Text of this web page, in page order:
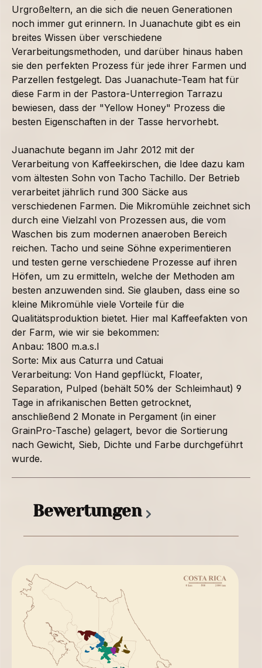
Urgroßeltern, an die sich die neuen Generationen
noch immer gut erinnern. In Juanachute gibt es ein
breites Wissen über verschiedene
Verarbeitungsmethoden, und darüber hinaus haben
sie den perfekten Prozess für jede ihrer Farmen und
Parzellen festgelegt. Das Juanachute-Team hat für
diese Farm in der Pastora-Unterregion Tarrazu
bewiesen, dass der "Yellow Honey" Prozess die
besten Eigenschaften in der Tasse hervorhebt.
Juanachute begann im Jahr 2012 mit der
Verarbeitung von Kaffeekirschen, die Idee dazu kam
vom ältesten Sohn von Tacho Tachillo. Der Betrieb
verarbeitet jährlich rund 300 Säcke aus
verschiedenen Farmen. Die Mikromühle zeichnet sich
durch eine Vielzahl von Prozessen aus, die vom
Waschen bis zum modernen anaeroben Bereich
reichen. Tacho und seine Söhne experimentieren
und testen gerne verschiedene Prozesse auf ihren
Höfen, um zu ermitteln, welche der Methoden am
besten anzuwenden sind. Sie glauben, dass eine so
kleine Mikromühle viele Vorteile für die
Qualitätsproduktion bietet. Hier mal Kaffeefakten von
der Farm, wie wir sie bekommen:
Anbau: 1800 m.a.s.l
Sorte: Mix aus Caturra und Catuai
Verarbeitung: Von Hand gepflückt, Floater,
Separation, Pulped (behält 50% der Schleimhaut) 9
Tage in afrikanischen Betten getrocknet,
anschließend 2 Monate in Pergament (in einer
GrainPro-Tasche) gelagert, bevor die Sortierung
nach Gewicht, Sieb, Dichte und Farbe durchgeführt
wurde.
Bewertungen